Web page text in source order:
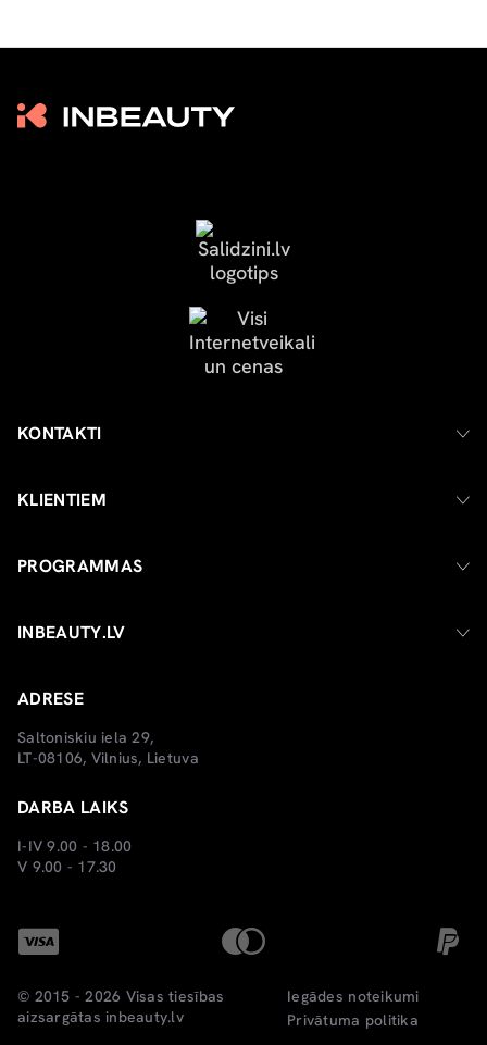
KONTAKTI
KLIENTIEM
PROGRAMMAS
INBEAUTY.LV
ADRESE
Saltoniskiu iela 29,
LT-08106, Vilnius, Lietuva
DARBA LAIKS
I-IV 9.00 - 18.00
V 9.00 - 17.30
© 2015 - 2026 Visas tiesības
aizsargātas inbeauty.lv
Iegādes noteikumi
Privātuma politika